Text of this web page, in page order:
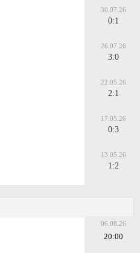
30.07.26
0:1
26.07.26
3:0
22.05.26
2:1
17.05.26
0:3
13.05.26
1:2
06.08.26
20:00